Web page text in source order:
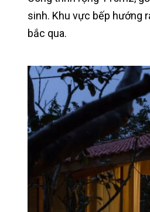
sinh. Khu vực bếp hướng
bắc qua.